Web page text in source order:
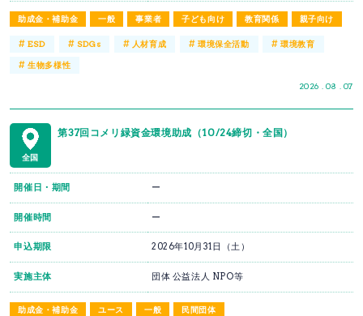
助成金・補助金 一般 事業者 子ども向け 教育関係 親子向け
2026 . 08 . 07
#ESD # SDGs # 人材育成 # 環境保全活動 #環境教育
#生物多様性
全国
第37回コメリ緑資金環境助成（10/24締切・全国）
助成金・補助金 ユース 一般 民間団体
開催日・期間 ー
開催時間 ー
申込期限 2026年10月31日（土）
実施主体 団体 公益法人 NPO等